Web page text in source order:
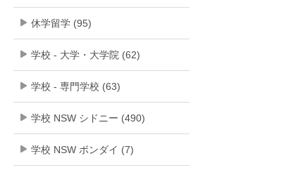
休学留学 (95)
学校 - 大学・大学院 (62)
学校 - 専門学校 (63)
学校 NSW シドニー (490)
学校 NSW ボンダイ (7)